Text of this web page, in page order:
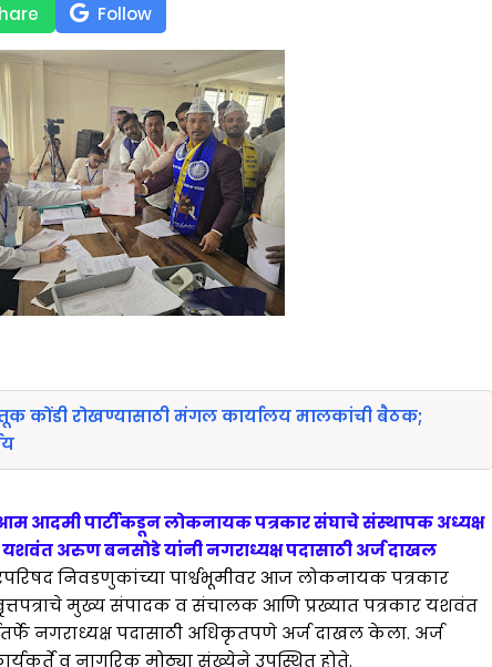
Follow
कोंडी रोखण्यासाठी मंगल कार्यालय मालकांची बैठक;
आदमी पार्टीकडून लोकनायक पत्रकार संघाचे संस्थापक अध्यक्ष
यशवंत अरुण बनसोडे यांनी नगराध्यक्ष पदासाठी अर्ज दाखल
निवडणुकांच्या पार्श्वभूमीवर आज लोकनायक पत्रकार
वृत्तपत्राचे मुख्य संपादक व संचालक आणि प्रख्यात पत्रकार यशवंत
नगराध्यक्ष पदासाठी अधिकृतपणे अर्ज दाखल केला. अर्ज
व नागरिक मोठ्या संख्येने उपस्थित होते.